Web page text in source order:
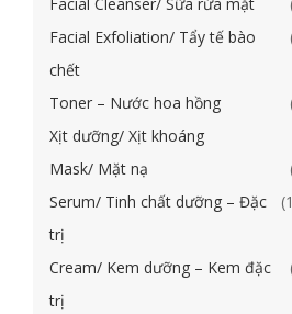
Facial Exfoliation/ Tẩy tế bào
chết
Toner – Nước hoa hồng
Xịt dưỡng/ Xịt khoáng
Mask/ Mặt nạ
Serum/ Tinh chất dưỡng – Đặc
trị
Cream/ Kem dưỡng – Kem đặc
trị